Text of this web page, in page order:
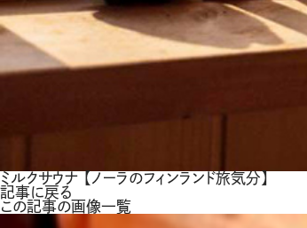
ミルクサウナ 【ノーラのフィンランド旅気分】
記事に戻る
この記事の画像一覧